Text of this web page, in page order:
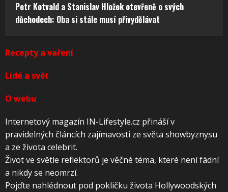
Petr Kotvald a Stanislav Hložek otevřeně o svých
důchodech: Oba si stále musí přivydělávat
Recepty a vaření
Lidé a svět
O webu
Internetový magazín IN-Lifestyle.cz přináší v
pravidelných článcích zajímavosti ze světa showbyznysu
a ze života celebrit.
Život ve světle reflektorů je věčné téma, které není fádní
a nikdy se neomrzí.
Pojďte nahlédnout pod pokličku života Hollywoodských